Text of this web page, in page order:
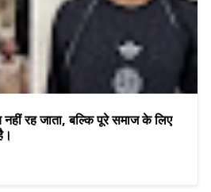
रह जाता, बल्कि पूरे समाज के लिए